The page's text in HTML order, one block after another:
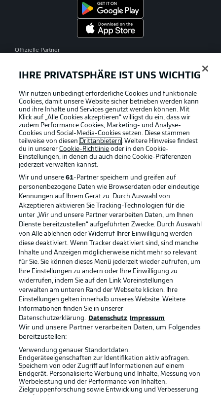
Offizielle Partner
Rechtliche Hinweise Voreinstellungen verwalten
Datenschutz Nutzungsbedingungen
Broadcaster Kontakt
Jobs Impressum
Partner Spieler
Liveticker
IHRE PRIVATSPHÄRE IST UNS WICHTIG
Wir nutzen unbedingt erforderliche Cookies und funktionale
Cookies, damit unsere Website sicher betrieben werden kann
und ihre Inhalte und Services genutzt werden können. Mit
Klick auf „Alle Cookies akzeptieren“ willigst du ein, dass wir
zudem Performance Cookies, Marketing- und Analyse-
Cookies und Social-Media-Cookies setzen. Diese stammen
teilweise von diesen Drittanbietern. Weitere Hinweise findest
du in unsererCookie-Richtlinie oder in den Cookie-
Einstellungen, in denen du auch deine Cookie-Präferenzen
jederzeit verwalten kannst.
Wir und unsere61-Partner speichern und greifen auf
personenbezogene Daten wie Browserdaten oder eindeutige
Kennungen auf Ihrem Gerät zu. Durch Auswahl von
Akzeptieren aktivieren Sie Tracking-Technologien für die
unter „Wir und unsere Partner verarbeiten Daten, um Ihnen
Dienste bereitzustellen“ aufgeführten Zwecke. Durch Auswahl
von Alle ablehnen oder Widerruf Ihrer Einwilligung werden
diese deaktiviert. Wenn Tracker deaktiviert sind, sind manche
Inhalte und Anzeigen möglicherweise nicht mehr so relevant
für Sie. Sie können dieses Menü jederzeit wieder aufrufen, um
Ihre Einstellungen zu ändern oder Ihre Einwilligung zu
widerrufen, indem Sie auf den Link Voreinstellungen
verwalten am unteren Rand der Webseite klicken. Ihre
Einstellungen gelten innerhalb unseres Website. Weitere
Informationen finden Sie in unserer
Datenschutzerklärung.
Datenschutz Impressum
Wir und unsere Partner verarbeiten Daten, um Folgendes
bereitzustellen:
Verwendung genauer Standortdaten.
Endgeräteeigenschaften zur Identifikation aktiv abfragen.
Speichern von oder Zugriff auf Informationen auf einem
Endgerät. Personalisierte Werbung und Inhalte, Messung von
Werbeleistung und der Performance von Inhalten,
Zielgruppenforschung sowie Entwicklung und Verbesserung